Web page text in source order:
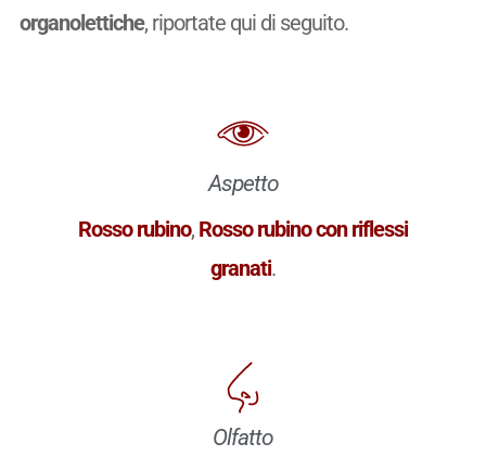
organolettiche, riportate qui di seguito.
Aspetto
Rosso rubino, Rosso rubino con riflessi
granati.
Olfatto